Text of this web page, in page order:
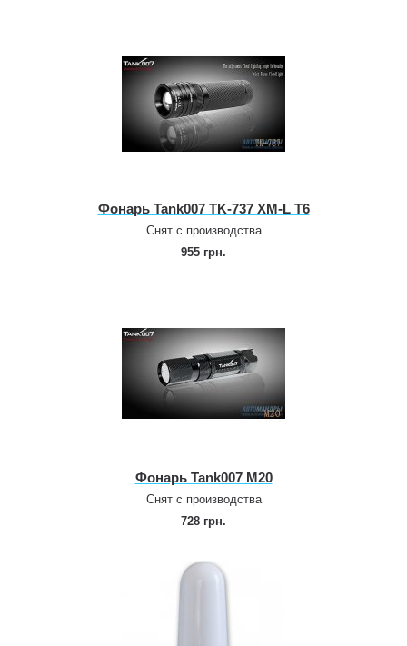
Фонарь Tank007 TK‑737 XM‑L T6
Снят с производства
955 грн.
Фонарь Tank007 M20
Снят с производства
728 грн.